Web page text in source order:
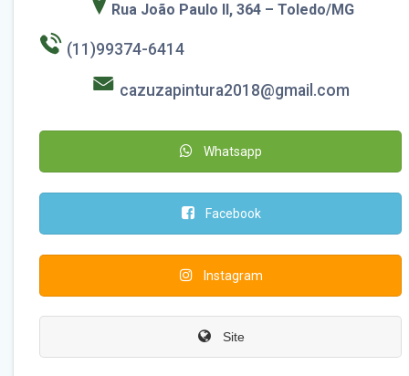
Rua João Paulo II, 364 – Toledo/MG
(11)99374-6414
cazuzapintura2018@gmail.com
Whatsapp
Facebook
Instagram
Site